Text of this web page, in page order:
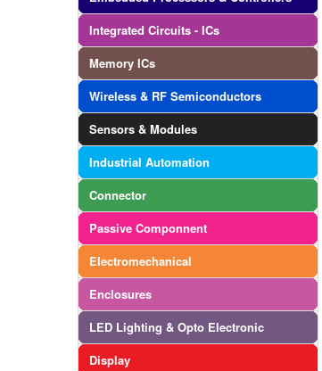
Integrated Circuits - ICs
Memory ICs
Wireless & RF Semiconductors
Sensors & Modules
Industrial Automation
Connector
Passive Componnent
Electromechanical
Enclosures
LED Lighting & Opto Electronic
Display